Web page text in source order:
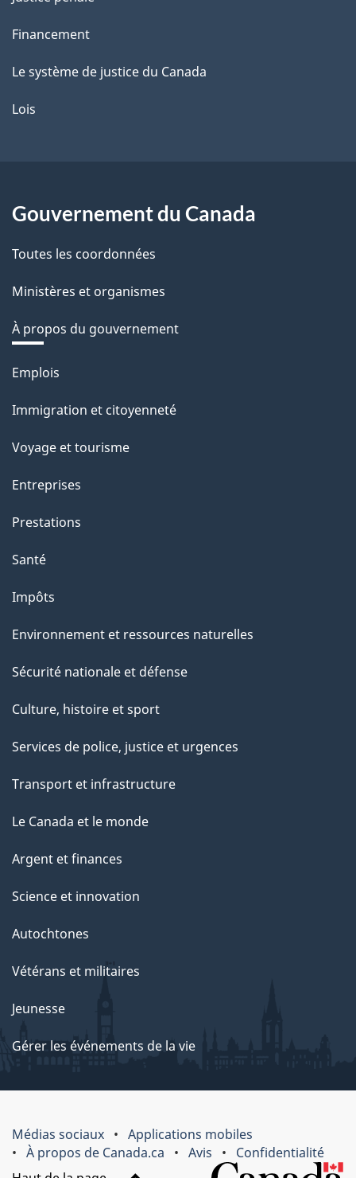
Financement
Le système de justice du Canada
Lois
Gouvernement du Canada
Toutes les coordonnées
Ministères et organismes
À propos du gouvernement
Thèmes
sujets
Emplois
Immigration et citoyenneté
Voyage et tourisme
Entreprises
Prestations
Santé
Impôts
Environnement et ressources naturelles
Sécurité nationale et défense
Culture, histoire et sport
Services de police, justice et urgences
Transport et infrastructure
Le Canada et le monde
Argent et finances
Science et innovation
Autochtones
Vétérans et militaires
Jeunesse
Gérer les événements de la vie
Médias sociaux
Applications mobiles
À propos de Canada.ca
Avis
Confidentialité